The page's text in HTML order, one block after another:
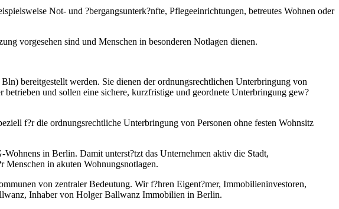
Not- und ?bergangsunterk?nfte, Pflegeeinrichtungen, betreutes Wohnen oder
vorgesehen sind und Menschen in besonderen Notlagen dienen.
bereitgestellt werden. Sie dienen der ordnungsrechtlichen Unterbringung von
und sollen eine sichere, kurzfristige und geordnete Unterbringung gew?
f?r die ordnungsrechtliche Unterbringung von Personen ohne festen Wohnsitz
in Berlin. Damit unterst?tzt das Unternehmen aktiv die Stadt,
in akuten Wohnungsnotlagen.
von zentraler Bedeutung. Wir f?hren Eigent?mer, Immobilieninvestoren,
Inhaber von Holger Ballwanz Immobilien in Berlin.